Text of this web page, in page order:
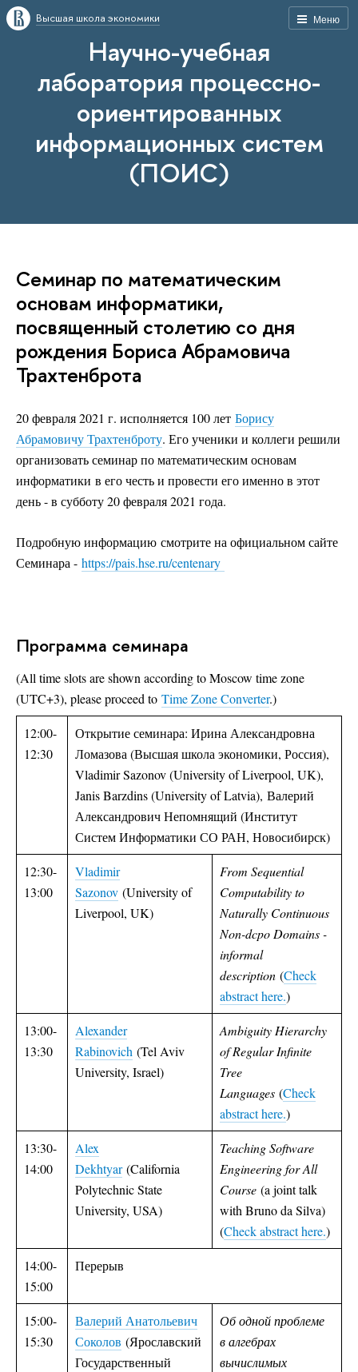
Меню
Высшая школа экономики
Научно-учебная
лаборатория процессно-
ориентированных
информационных систем
(ПОИС)
Семинар по математическим
основам информатики,
посвященный столетию со дня
рождения Бориса Абрамовича
Трахтенброта
20 февраля 2021 г. исполняется 100 лет Борису
Абрамовичу Трахтенброту. Его ученики и коллеги решили
организовать семинар по математическим основам
информатики в его честь и провести его именно в этот
день - в субботу 20 февраля 2021 года.
Подробную информацию смотрите на официальном сайте
Семинара - https://pais.hse.ru/centenary
Программа семинара
(All time slots are shown according to Moscow time zone
(UTC+3), please proceed to Time Zone Converter.)
12:00-
12:30
Открытие семинара: Ирина Александровна
Ломазова (Высшая школа экономики, Россия),
Vladimir Sazonov (University of Liverpool, UK),
Janis Barzdins (University of Latvia), Валерий
Александрович Непомнящий (Институт
Систем Информатики СО РАН, Новосибирск)
12:30-
13:00
Vladimir
Sazonov(University of
Liverpool, UK)
From Sequential
Computability to
Naturally Continuous
Non-dcpo Domains -
informal
description(Check
abstract here.)
13:00-
13:30
Alexander
Rabinovich(Tel Aviv
University, Israel)
Ambiguity Hierarchy
of Regular Infinite
Tree
Languages(Check
abstract here.)
13:30-
14:00
Alex
Dekhtyar(California
Polytechnic State
University, USA)
Teaching Software
Engineering for All
Course(a joint talk
with Bruno da Silva)
(Check abstract here.)
14:00-
15:00
Перерыв
15:00-
15:30
Валерий Анатольевич
Соколов (Ярославский
Государственный
Об одной проблеме
в алгебрах
вычислимых